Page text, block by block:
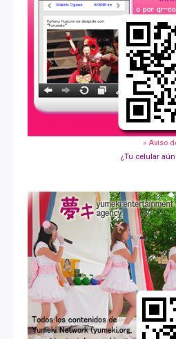
» Aviso
¿Tu celular